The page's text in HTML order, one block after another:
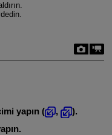
yapın ( ,
).